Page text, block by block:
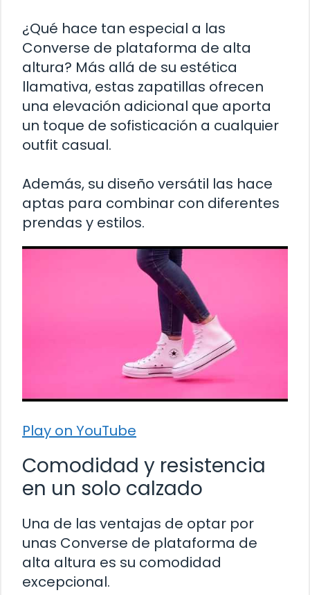
¿Qué hace tan especial a las
Converse de plataforma de alta
altura? Más allá de su estética
llamativa, estas zapatillas ofrecen
una elevación adicional que aporta
un toque de sofisticación a cualquier
outfit casual.
Además, su diseño versátil las hace
aptas para combinar con diferentes
prendas y estilos.
Play on YouTube
Comodidad y resistencia
en un solo calzado
Una de las ventajas de optar por
unas Converse de plataforma de
alta altura es su comodidad
excepcional.